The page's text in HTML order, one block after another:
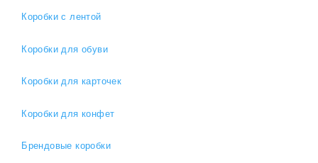
Коробки с лентой
Коробки для обуви
Коробки для карточек
Коробки для конфет
Брендовые коробки